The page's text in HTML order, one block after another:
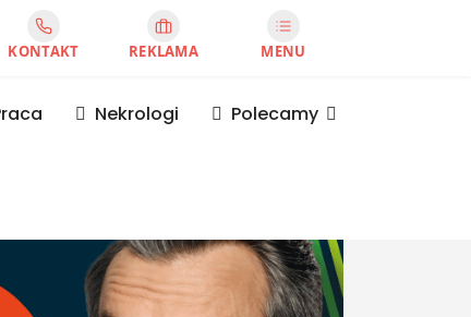
KONTAKT REKLAMA MENU
Nekrologi Polecamy